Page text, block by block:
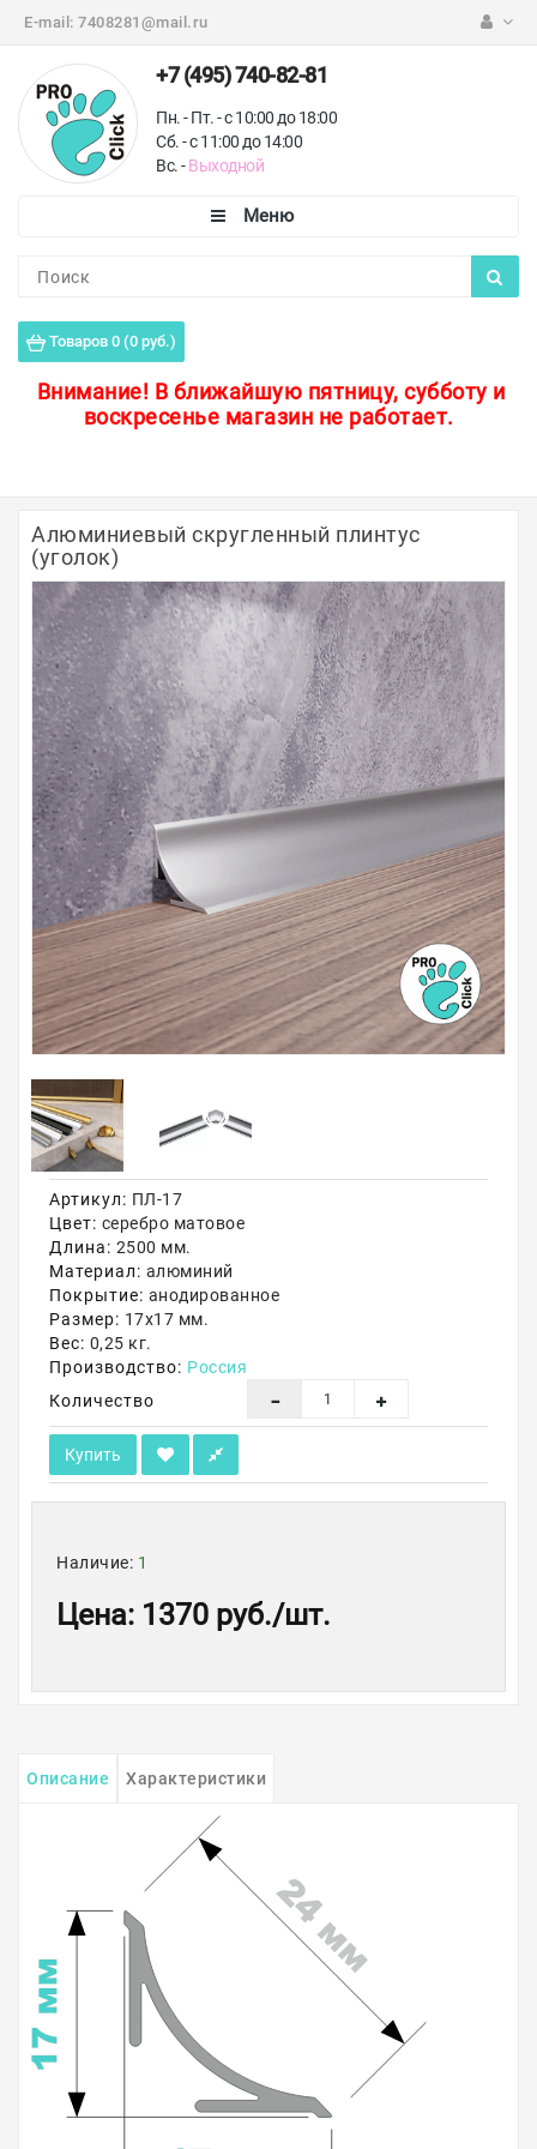
E-mail: 7408281@mail.ru
+7 (495) 740-82-81
Пн. - Пт. - с 10:00 до 18:00
Сб. - с 11:00 до 14:00
Вс. -Выходной
Товаров 0 (0 руб.)
Внимание! В ближайшую пятницу, субботу и
воскресенье магазин не работает.
Пороги для пола
Защитные уголки
Полосы из металла
Плинтуса
Профили для стекла и SPC
Обводы для труб
Алюминиевые профили
Крепёж и крепления
Садовая мебель
Оплата
Доставка
Самовывоз
Акции
Алюминиевый скругленный плинтус
(уголок)
Артикул: ПЛ-17
Цвет: серебро матовое
Длина: 2500 мм.
Материал: алюминий
Покрытие: анодированное
Размер: 17х17 мм.
Вес: 0,25 кг.
Производство: Россия
Количество
Купить
Наличие: 1
Цена: 1370 руб./шт.
Описание Характеристики